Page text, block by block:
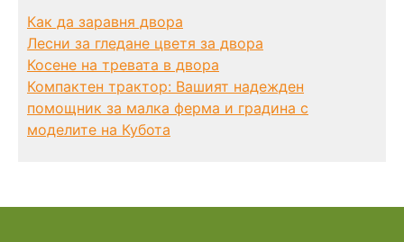
Как да заравня двора
Лесни за гледане цветя за двора
Косене на тревата в двора
Компактен трактор: Вашият надежден
помощник за малка ферма и градина с
моделите на Кубота